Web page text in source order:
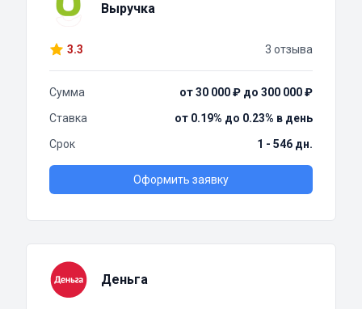
Выручка
3.3 3 отзыва
Сумма
от 30 000 ₽ до 300 000 ₽
Ставка
от 0.19% до 0.23% в день
Срок
1 - 546 дн.
Оформить заявку
Деньга